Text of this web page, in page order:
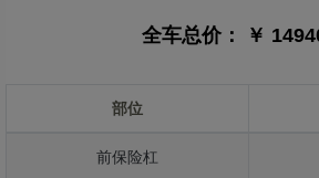
全车总价： ￥
部位
前保险杠